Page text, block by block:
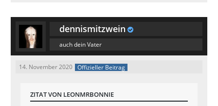
dennismitzwein
auch dein Vater
14. November 2020 Offizieller Beitrag
ZITAT VON LEONMRBONNIE